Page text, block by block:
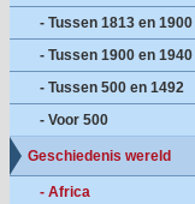
- Tussen 1813 en 1900
- Tussen 1900 en 1940
- Tussen 500 en 1492
- Voor 500
Geschiedenis wereld
- Africa